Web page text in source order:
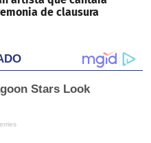
de clausura